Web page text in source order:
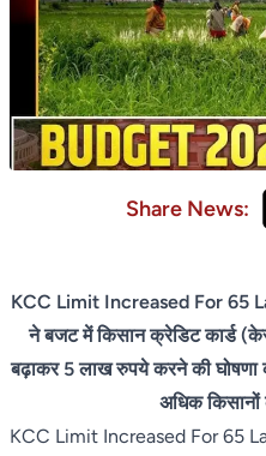
Share News:
KCC Limit Increased For 65
ने बजट में किसान क्रेडिट कार्ड
बढ़ाकर 5 लाख रुपये करने की
अधिक किसानों
KCC Limit Increased For 65